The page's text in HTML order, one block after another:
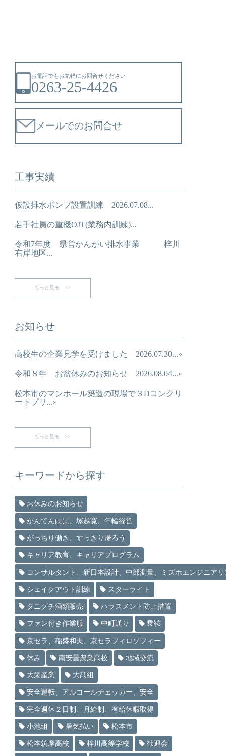
お電話でもお気軽にお問合せください
0263-25-4426
メールでのお問合せ
工事実績
仮設排水ポンプ設置訓練 2026.07.08...
若手社員の重機OJT(業務内訓練)...
令和7年度 県営かんがい排水事業 梓川
右岸地区...
もっと見る >>
お知らせ
高校生の企業見学を受けました 2026.07.30...»
令和８年 お盆休みのお知らせ 2026.08.04...»
松本市のマンホール築造の現場で３Dコンクリ
ートプリ...»
もっと見る >>
キーワードから探す
お休みのお知らせ
かんてんぱぱ、塚越寛、年輪経営
がっちり働き、すっきり帰ろう
キャリア教育、キャリアプログラム
コンサルタント、新日本設計、中部測量、ミズホエンジニアリ
シェイクアウト訓練 スターライト
タニグチ酒類販売 ハラスメント防止措置
ファン付き作業服 中町通り 乗鞍
京セラ、稲盛和夫、京セラフィロソフィー
休み 南安曇農業高校 地域交流
大栄産業 大髙組
安全運転、アルコールチェッカー、安全
完全週休２日制、月給制、有給休暇取得
小池組 暑気払い 松本市
松本筑摩高校 梓川高等学校 歓迎会